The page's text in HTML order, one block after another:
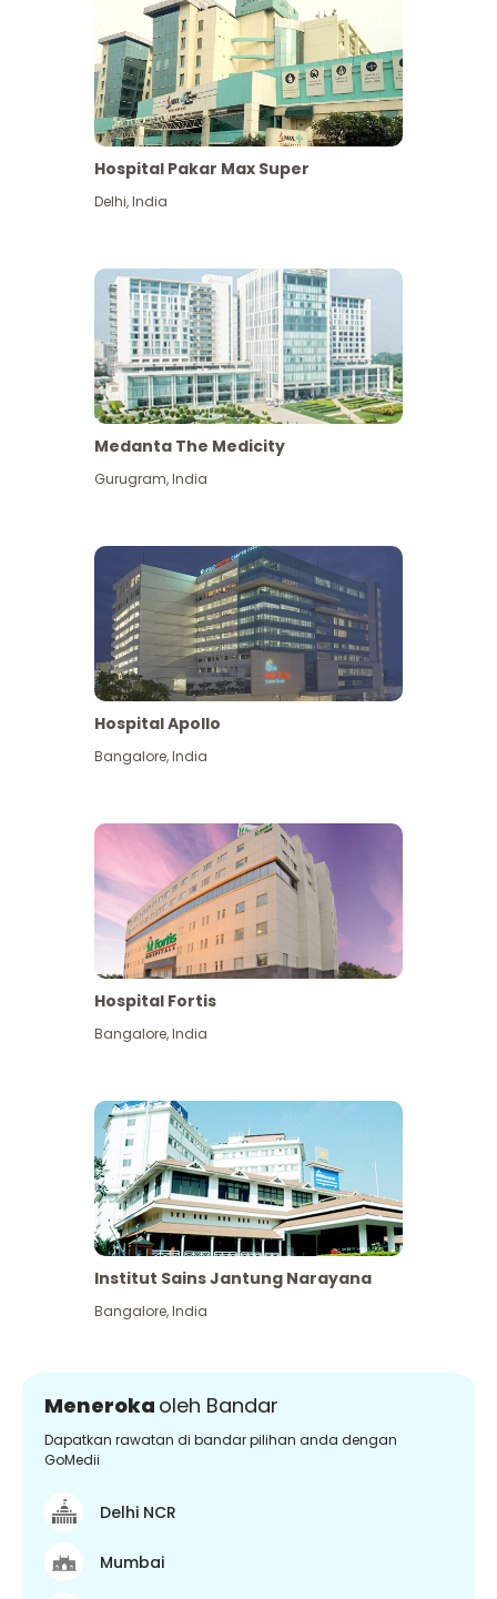
Hospital Pakar Max Super
Delhi,India
Medanta The Medicity
Gurugram,India
Hospital Apollo
Bangalore,India
Hospital Fortis
Bangalore,India
Institut Sains Jantung Narayana
Bangalore,India
Meneroka oleh Bandar
Dapatkan rawatan di bandar pilihan anda dengan
GoMedii
Delhi NCR
Mumbai